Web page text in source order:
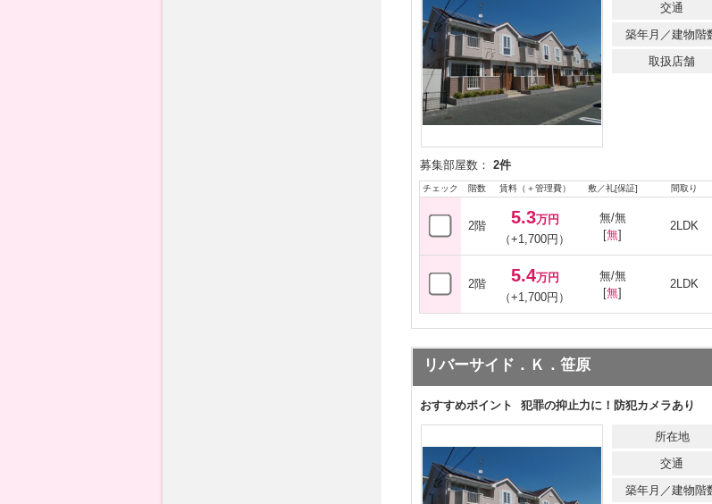
交通
築年月／建物階
取扱店舗
募集部屋数： 2件
チェック 階数 賃料（＋管理費） 敷／礼[保証] 間取り
2階 5.3万円
（+1,700円）
無/無
[無]
2LDK
2階 5.4万円
（+1,700円）
無/無
[無]
2LDK
リバーサイド．Ｋ．笹原
おすすめポイント 犯罪の抑止力に！防犯カメラあり
所在地
交通
築年月／建物階